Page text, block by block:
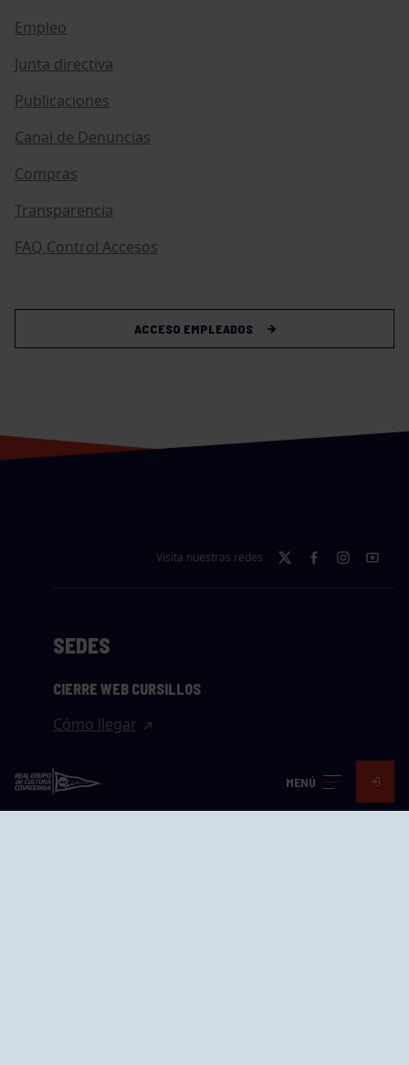
MENÚ
Empleo
Junta directiva
Publicaciones
Canal de Denuncias
Compras
Transparencia
FAQ Control Accesos
ACCESO EMPLEADOS
Visita nuestras redes
SEDES
CIERRE WEB CURSILLOS
Cómo llegar
EL GRUPO